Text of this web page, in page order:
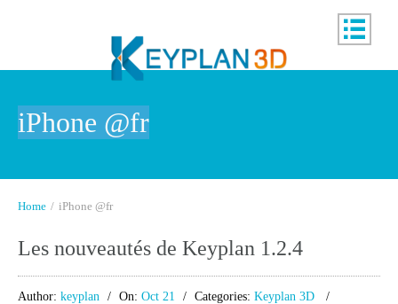
iPhone @fr
Home / iPhone @fr
Les nouveautés de Keyplan 1.2.4
Author: keyplan On: Oct 21 Categories: Keyplan 3D